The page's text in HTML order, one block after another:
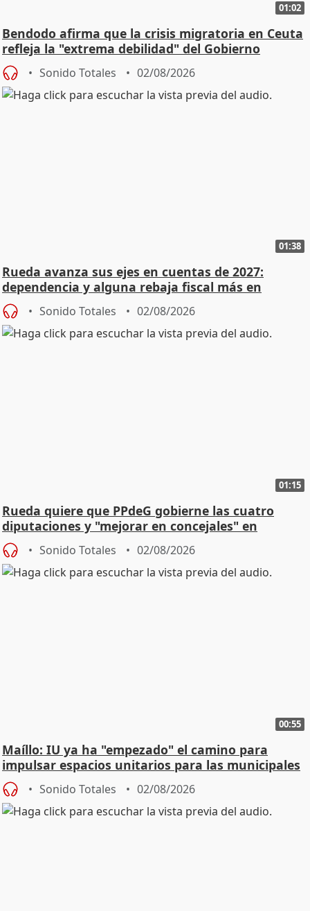
01:02
Bendodo afirma que la crisis migratoria en Ceuta
refleja la "extrema debilidad" del Gobierno
Sonido Totales 02/08/2026
01:38
Rueda avanza sus ejes en cuentas de 2027:
dependencia y alguna rebaja fiscal más en
vivienda
Sonido Totales 02/08/2026
01:15
Rueda quiere que PPdeG gobierne las cuatro
diputaciones y "mejorar en concejales" en
ciudades
Sonido Totales 02/08/2026
00:55
Maíllo: IU ya ha "empezado" el camino para
impulsar espacios unitarios para las municipales
Sonido Totales 02/08/2026